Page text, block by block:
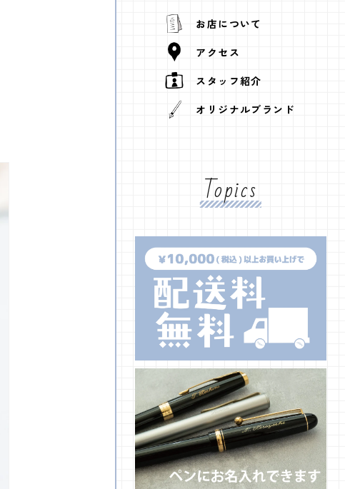
お店について
アクセス
スタッフ紹介
オリジナルブランド
Topics